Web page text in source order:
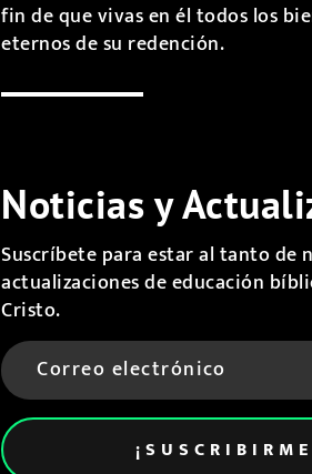
fin de que vivas en él todos los
eternos de su redención.
Noticias y
Suscríbete para estar al tanto de
actualizaciones de educación
Cristo.